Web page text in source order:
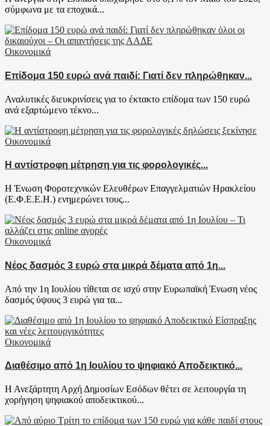
σύμφωνα με τα εποχικά...
Οικονομικά
Επίδομα 150 ευρώ ανά παιδί: Γιατί δεν πληρώθηκαν...
Αναλυτικές διευκρινίσεις για το έκτακτο επίδομα των 150 ευρώ
ανά εξαρτώμενο τέκνο...
Οικονομικά
Η αντίστροφη μέτρηση για τις φορολογικές...
Η Ένωση Φοροτεχνικών Ελευθέρων Επαγγελματιών Ηρακλείου
(Ε.Φ.Ε.Ε.Η.) ενημερώνει τους...
Οικονομικά
Νέος δασμός 3 ευρώ στα μικρά δέματα από 1η...
Από την 1η Ιουλίου τίθεται σε ισχύ στην Ευρωπαϊκή Ένωση νέος
δασμός ύψους 3 ευρώ για τα...
Οικονομικά
Διαθέσιμο από 1η Ιουλίου το ψηφιακό Αποδεικτικό...
Η Ανεξάρτητη Αρχή Δημοσίων Εσόδων θέτει σε λειτουργία τη
χορήγηση ψηφιακού αποδεικτικού...